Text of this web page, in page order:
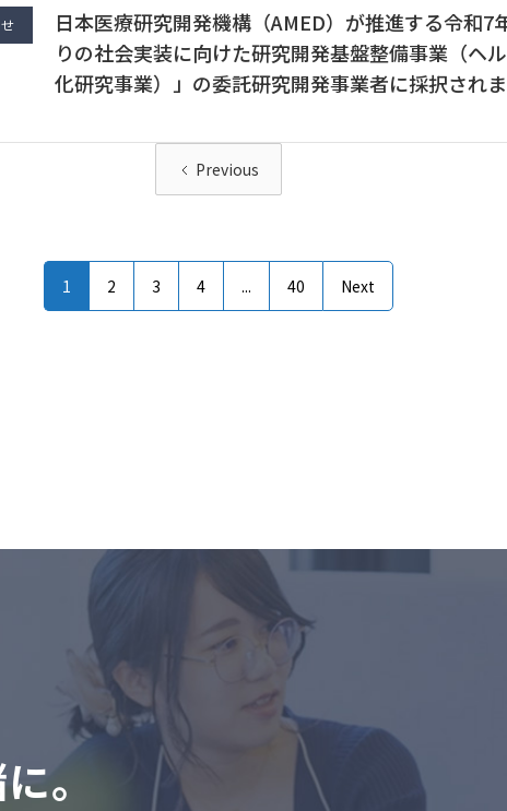
日本医療研究開発機構（AMED）が推進する令和7
りの社会実装に向けた研究開発基盤整備事業（ヘ
化研究事業）」の委託研究開発事業者に採択され
Previous
1 2 3 4 ... 40 Next
。